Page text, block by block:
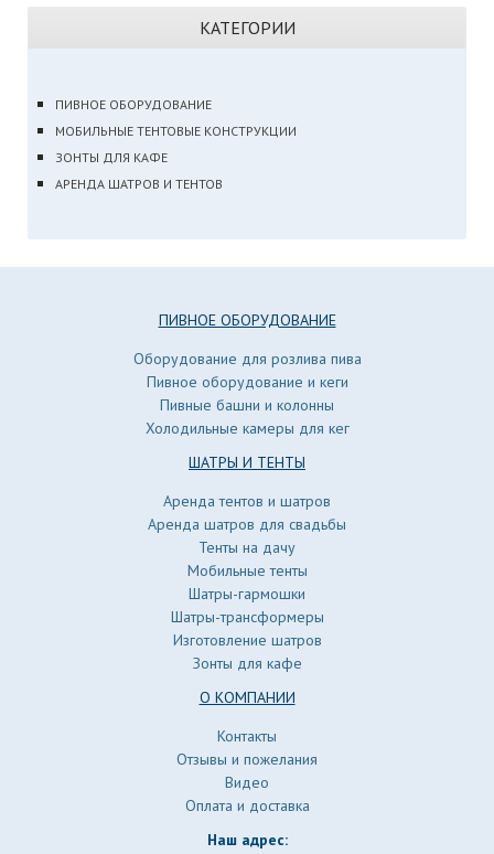
КАТЕГОРИИ
ПИВНОЕ ОБОРУДОВАНИЕ
МОБИЛЬНЫЕ ТЕНТОВЫЕ КОНСТРУКЦИИ
ЗОНТЫ ДЛЯ КАФЕ
АРЕНДА ШАТРОВ И ТЕНТОВ
ПИВНОЕ ОБОРУДОВАНИЕ
Оборудование для розлива пива
Пивное оборудование и кеги
Пивные башни и колонны
Холодильные камеры для кег
ШАТРЫ И ТЕНТЫ
Аренда тентов и шатров
Аренда шатров для свадьбы
Тенты на дачу
Мобильные тенты
Шатры-гармошки
Шатры-трансформеры
Изготовление шатров
Зонты для кафе
О КОМПАНИИ
Контакты
Отзывы и пожелания
Видео
Оплата и доставка
Наш адрес: